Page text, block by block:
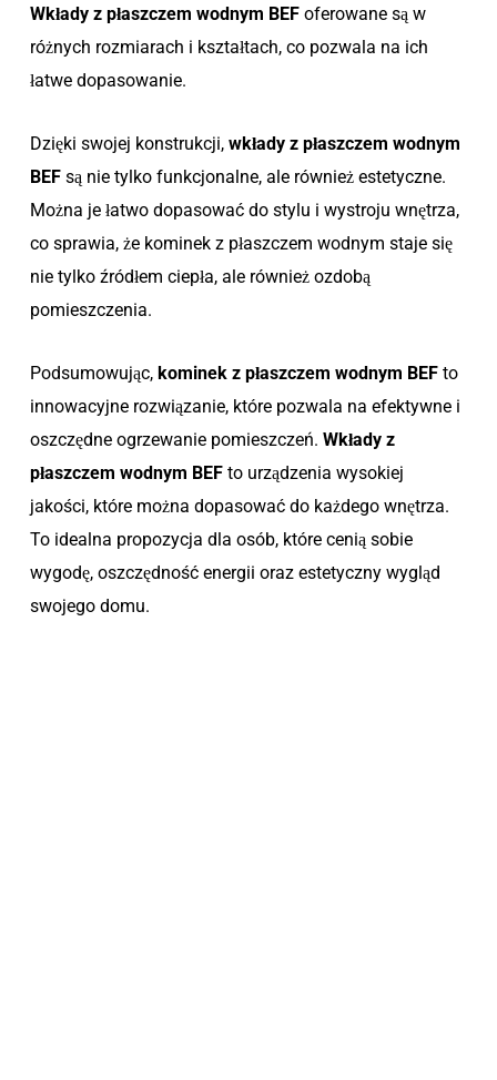
Wkłady z płaszczem wodnym BEF oferowane są w
różnych rozmiarach i kształtach, co pozwala na ich
łatwe dopasowanie.
Dzięki swojej konstrukcji,wkłady z płaszczem wodnym
BEF są nie tylko funkcjonalne, ale również estetyczne.
Można je łatwo dopasować do stylu i wystroju wnętrza,
co sprawia, że kominek z płaszczem wodnym staje się
nie tylko źródłem ciepła, ale również ozdobą
pomieszczenia.
Podsumowując, kominek z płaszczem wodnym BEF to
innowacyjne rozwiązanie, które pozwala na efektywne i
oszczędne ogrzewanie pomieszczeń.Wkłady z
płaszczem wodnym BEF to urządzenia wysokiej
jakości, które można dopasować do każdego wnętrza.
To idealna propozycja dla osób, które cenią sobie
wygodę, oszczędność energii oraz estetyczny wygląd
swojego domu.